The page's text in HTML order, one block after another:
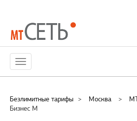
Меню
Безлимитные тарифы > Москва >
Бизнес М